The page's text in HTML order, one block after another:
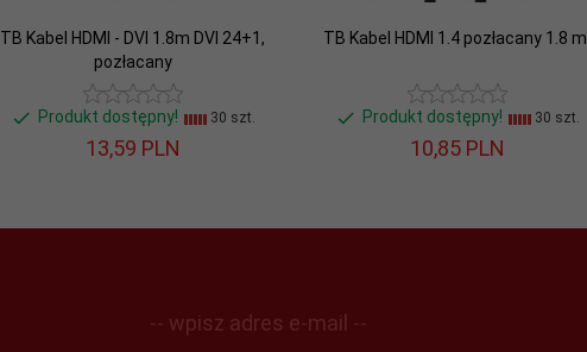
TB Kabel HDMI - DVI 1.8m DVI 24+1,
pozłacany
Produkt dostępny! 30 szt.
13,59 PLN
TB Kabel HDMI 1.4 pozłacany 1.8 m.
Produkt dostępny! 30 szt.
10,85 PLN
-- wpisz adres e-mail --